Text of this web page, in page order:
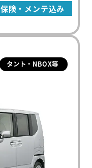
保険・メンテ込み
タント・NBOX等